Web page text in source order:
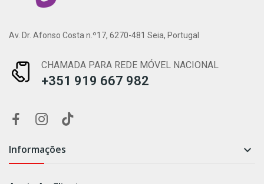
Av. Dr. Afonso Costa n.º17, 6270-481 Seia, Portugal
CHAMADA PARA REDE MÓVEL NACIONAL
+351 919 667 982
Informações 